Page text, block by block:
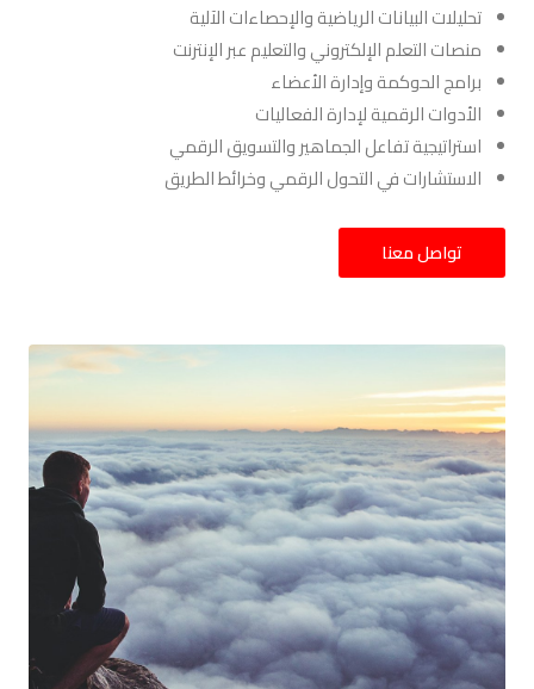
تحليلات البيانات الرياضية والإحصاءات الآلية
منصات التعلم الإلكتروني والتعليم عبر الإنترنت
برامج الحوكمة وإدارة الأعضاء
الأدوات الرقمية لإدارة الفعاليات
استراتيجية تفاعل الجماهير والتسويق الرقمي
الاستشارات في التحول الرقمي وخرائط الطريق
تواصل معنا